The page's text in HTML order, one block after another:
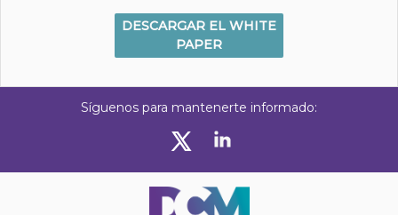
DESCARGAR EL WHITE
PAPER
Síguenos para mantenerte informado: